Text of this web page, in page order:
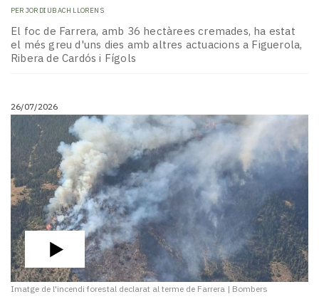
PER JORDI UBACH LLORENS
El foc de Farrera, amb 36 hectàrees cremades, ha estat
el més greu d'uns dies amb altres actuacions a Figuerola,
Ribera de Cardós i Fígols
26/07/2026
Imatge de l'incendi forestal declarat al terme de Farrera | Bombers